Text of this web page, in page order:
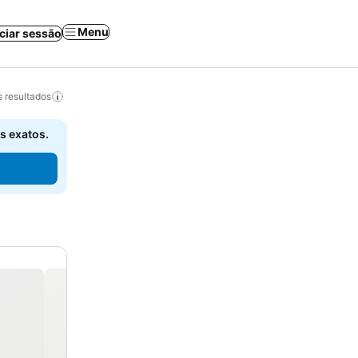
sessão Menu
resultados
exatos.